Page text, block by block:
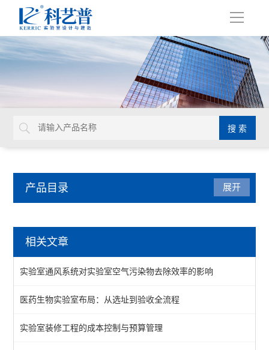
导
产品目录 展开
相关文章
实验室通风系统对实验室空气污染物去除效率的影响
医药生物实验室布局：从选址到验收全流程
实验室装修工程的成本控制与预算管理